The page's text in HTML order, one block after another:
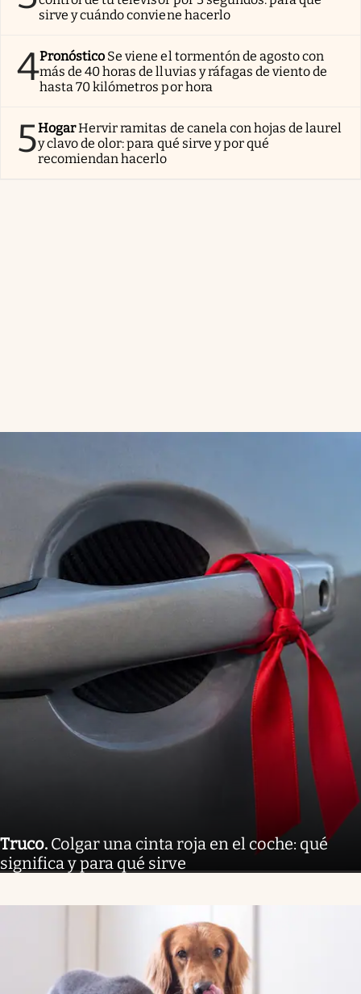
sirve y cuándo conviene hacerlo
4Pronóstico Se viene el tormentón de agosto con
más de 40 horas de lluvias y ráfagas de viento de
hasta 70 kilómetros por hora
5HogarHervir ramitas de canela con hojas de laurel
y clavo de olor: para qué sirve y por qué
recomiendan hacerlo
Truco. Colgar una cinta roja en el coche: qué
significa y para qué sirve